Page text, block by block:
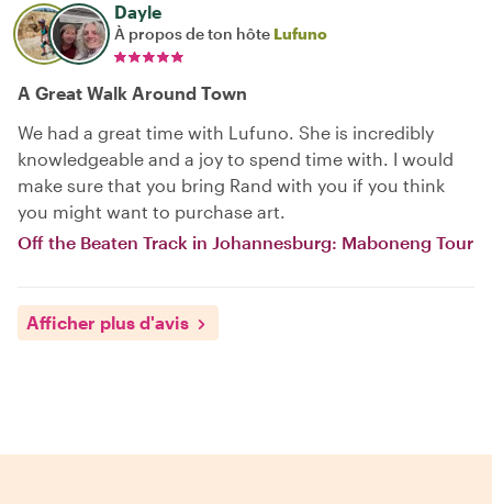
Dayle
À propos de ton hôte Lufuno
A Great Walk Around Town
We had a great time with Lufuno. She is incredibly
knowledgeable and a joy to spend time with. I would
make sure that you bring Rand with you if you think
you might want to purchase art.
Off the Beaten Track in Johannesburg: Maboneng Tour
Afficher plus d'avis